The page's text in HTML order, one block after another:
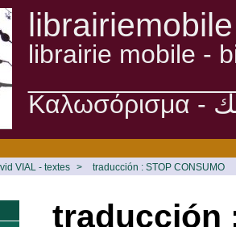
librairiemobile
librairie mobile -
VIAL - textes > traducción : STOP CONSUMO
traducción